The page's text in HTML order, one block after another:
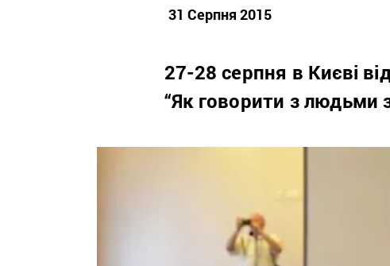
31 Серпня 2015
27-28 серпня в Києві
“Як говорити з людьми